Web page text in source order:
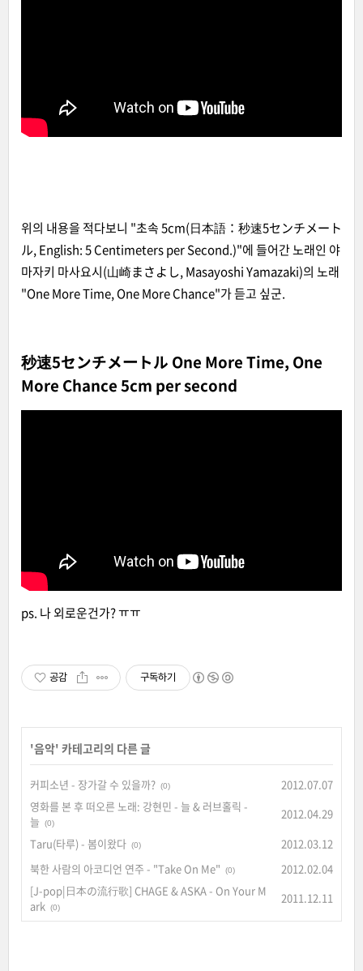
위의 내용을 적다보니 "초속 5cm(日本語： 秒速5センチメート
ル, English: 5 Centimeters per Second.)"에 들어간 노래인 야
마자키 마사요시(山崎まさよし, Masayoshi Yamazaki)의 노래
"One More Time, One More Chance"가 듣고 싶군.
秒速5センチメートル One More Time, One
More Chance 5cm per second
ps. 나 외로운건가? ㅠㅠ
공감 구독하기
'음악' 카테고리의 다른 글
커피소년 - 장가갈 수 있을까? (0)
2012.07.07
영화를 본 후 떠오른 노래: 강현민 - 늘 & 러브홀릭 -
늘
(0)
2012.04.29
Taru(타루) - 봄이왔다 (0)
2012.03.12
북한 사람의 아코디언 연주 - "Take On Me"
(0)
2012.02.04
[J-pop|日本の流行歌] CHAGE & ASKA - On Your M
ark (0)
2011.12.11